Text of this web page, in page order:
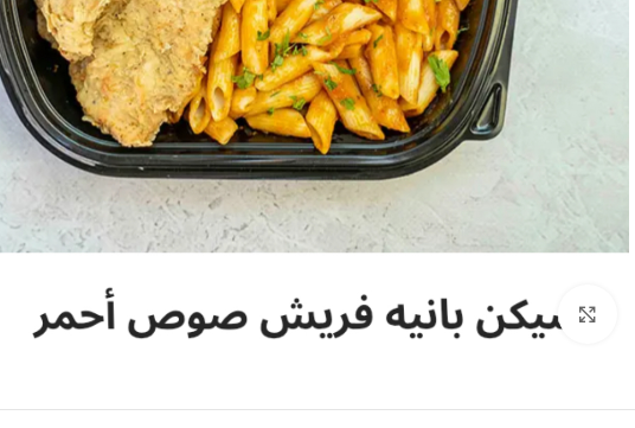
Click to enlarge